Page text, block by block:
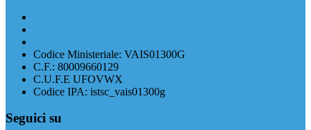
Codice Ministeriale: VAIS01300G
C.F.: 80009660129
C.U.F.E UFOVWX
Codice IPA: istsc_vais01300g
Seguici su